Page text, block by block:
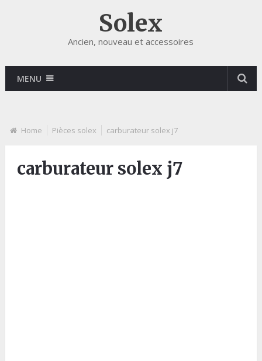
Solex
Ancien, nouveau et accessoires
MENU
Home Pièces solex carburateur solex j7
carburateur solex j7